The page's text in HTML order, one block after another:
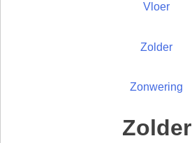
Vloer
Zolder
Zonwering
Zolder